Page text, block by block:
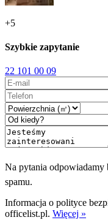
+5
Szybkie zapytanie
22 101 00 09
Na pytania odpowiadamy
spamu.
Informacja o polityce
officelist.pl. Więcej »